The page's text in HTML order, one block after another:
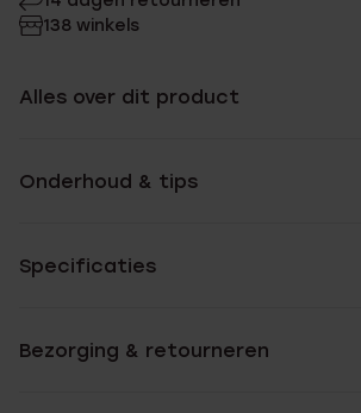
138 winkels
Alles over dit product
Onderhoud & tips
Specificaties
Bezorging & retourneren